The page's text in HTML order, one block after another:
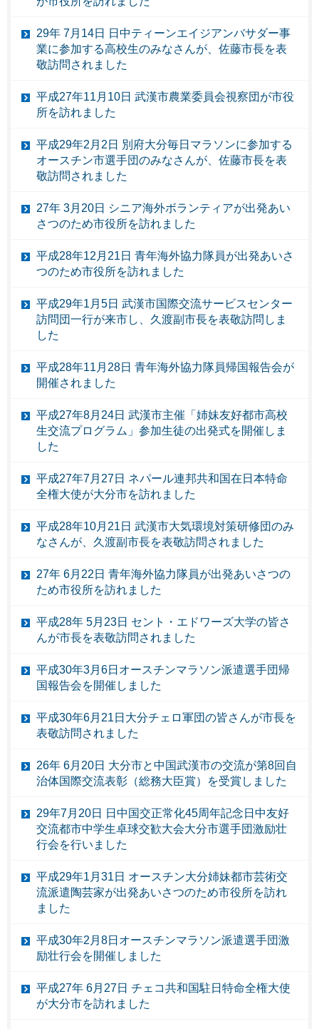
29年 7月14日 日中ティーンエイジアンバサダー事
業に参加する高校生のみなさんが、佐藤市長を表
敬訪問されました
平成27年11月10日 武漢市農業委員会視察団が市役
所を訪れました
平成29年2月2日 別府大分毎日マラソンに参加する
オースチン市選手団のみなさんが、佐藤市長を表
敬訪問されました
27年 3月20日 シニア海外ボランティアが出発あい
さつのため市役所を訪れました
平成28年12月21日 青年海外協力隊員が出発あいさ
つのため市役所を訪れました
平成29年1月5日 武漢市国際交流サービスセンター
訪問団一行が来市し、久渡副市長を表敬訪問しま
した
平成28年11月28日 青年海外協力隊員帰国報告会が
開催されました
平成27年8月24日 武漢市主催「姉妹友好都市高校
生交流プログラム」参加生徒の出発式を開催しま
した
平成27年7月27日 ネパール連邦共和国在日本特命
全権大使が大分市を訪れました
平成28年10月21日 武漢市大気環境対策研修団のみ
なさんが、久渡副市長を表敬訪問されました
27年 6月22日 青年海外協力隊員が出発あいさつの
ため市役所を訪れました
平成28年 5月23日 セント・エドワーズ大学の皆さ
んが市長を表敬訪問されました
平成30年3月6日オースチンマラソン派遣選手団帰
国報告会を開催しました
平成30年6月21日大分チェロ軍団の皆さんが市長を
表敬訪問されました
26年 6月20日 大分市と中国武漢市の交流が第8回自
治体国際交流表彰（総務大臣賞）を受賞しました
29年7月20日 日中国交正常化45周年記念日中友好
交流都市中学生卓球交歓大会大分市選手団激励壮
行会を行いました
平成29年1月31日 オースチン大分姉妹都市芸術交
流派遣陶芸家が出発あいさつのため市役所を訪れ
ました
平成30年2月8日オースチンマラソン派遣選手団激
励壮行会を開催しました
平成27年 6月27日 チェコ共和国駐日特命全権大使
が大分市を訪れました